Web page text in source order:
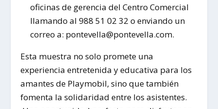
oficinas de gerencia del Centro Comercial
llamando al 988 51 02 32 o enviando un
correo a: pontevella@pontevella.com.
Esta muestra no solo promete una
experiencia entretenida y educativa para los
amantes de Playmobil, sino que también
fomenta la solidaridad entre los asistentes.